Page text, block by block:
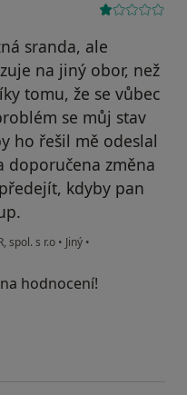
sranda, ale
na jiný obor, než
tomu, že se vůbec
se můj stav
ho řešil mě odeslal
doporučena změna
kdyby pan
spol. s r.o • Jiný •
hodnocení!